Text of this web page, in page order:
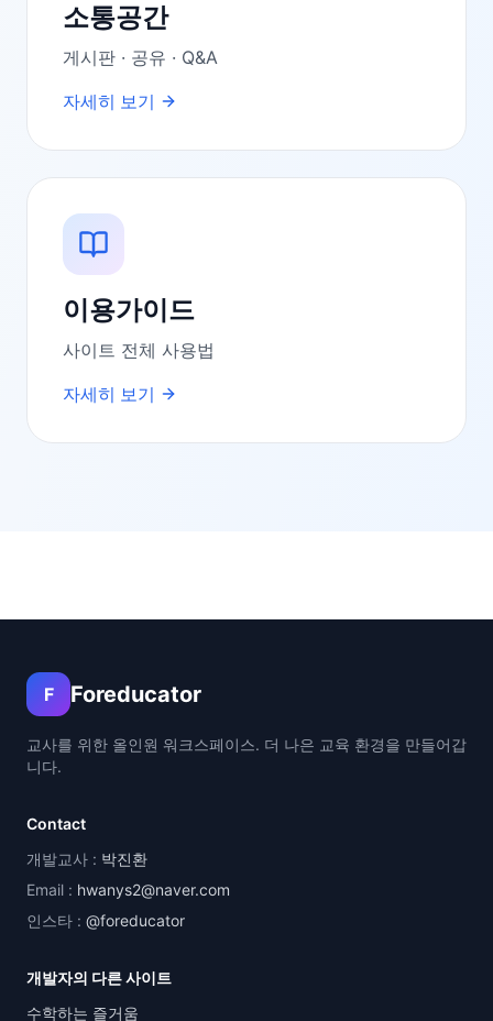
소통공간
게시판 · 공유 · Q&A
자세히 보기
이용가이드
사이트 전체 사용법
자세히 보기
F Foreducator
교사를 위한 올인원 워크스페이스. 더 나은 교육 환경을 만들어갑
니다.
Contact
개발교사 : 박진환
Email : hwanys2@naver.com
인스타 : @foreducator
개발자의 다른 사이트
수학하는 즐거움